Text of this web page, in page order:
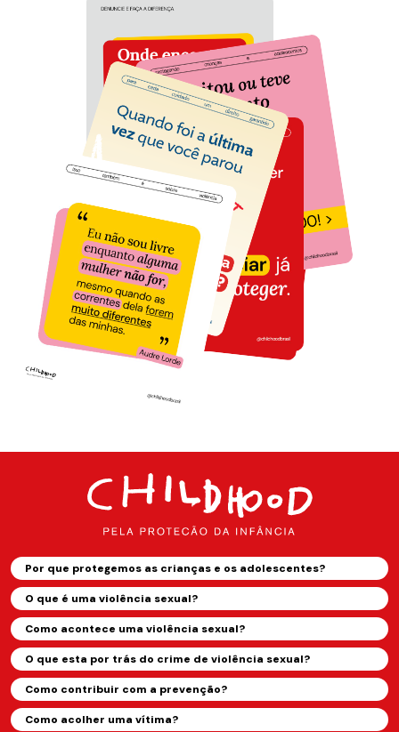
Por que protegemos as crianças e os adolescentes?
O que é uma violência sexual?
Como acontece uma violência sexual?
O que esta por trás do crime de violência sexual?
Como contribuir com a prevenção?
Como acolher uma vítima?